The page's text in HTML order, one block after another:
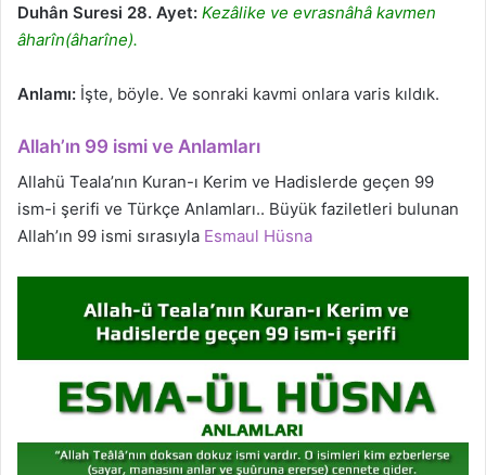
Duhân Suresi 28. Ayet: Kezâlike ve evrasnâhâ kavmen
âharîn(âharîne).
Anlamı: İşte, böyle. Ve sonraki kavmi onlara varis kıldık.
Allah’ın 99 ismi ve Anlamları
Allahü Teala’nın Kuran-ı Kerim ve Hadislerde geçen 99
ism-i şerifi ve Türkçe Anlamları.. Büyük faziletleri bulunan
Allah’ın 99 ismi sırasıyla Esmaul Hüsna